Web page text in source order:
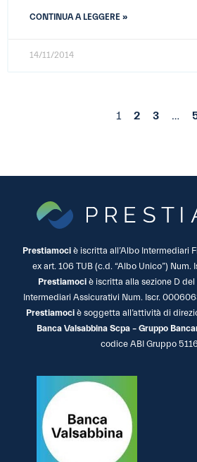
CONTINUA A LEGGERE »
14/11/2014
1 2 3 …
Prestiamoci è iscritta all’Albo Intermediari
ex art. 106 TUB (c.d. “Albo Unico”) Num.
Prestiamociè iscritta alla sezione D
Intermediari Assicurativi Num. Iscr.
Prestiamoci è soggetta all’attività di
Banca Valsabbina Scpa – Gruppo
codice ABI Gruppo